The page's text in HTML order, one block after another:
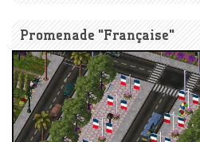
Promenade "Française"